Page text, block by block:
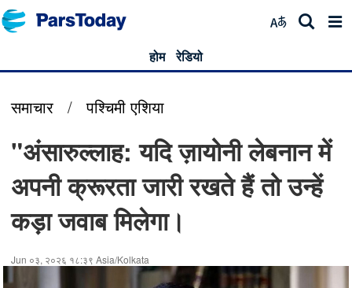
होम रेडियो
समाचार / पश्चिमी एशिया
"अंसारुल्लाह: यदि ज़ायोनी लेबनान में
अपनी क्रूरता जारी रखते हैं तो उन्हें
कड़ा जवाब मिलेगा।
Jun ०३, २०२६ १८:३९ Asia/Kolkata